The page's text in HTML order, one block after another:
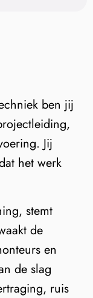
ben jij
Jij
het werk
stemt
de
en
de slag
ruis